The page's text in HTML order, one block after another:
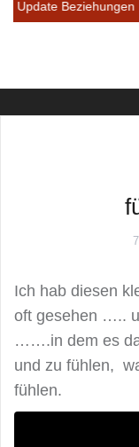
Ich hab diesen
oft gesehen …..
…….in dem es
und zu fühlen,
fühlen.